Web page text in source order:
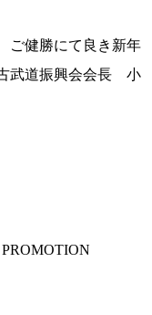
ご健勝にて良き新年
興会会長 小